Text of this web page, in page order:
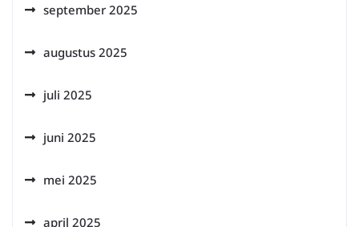
september 2025
augustus 2025
juli 2025
juni 2025
mei 2025
april 2025